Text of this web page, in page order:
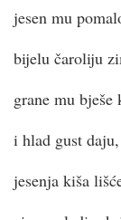
jesen mu
bijelu čaroliju
grane mu bješe
i hlad gust daju,
jesenja kiša